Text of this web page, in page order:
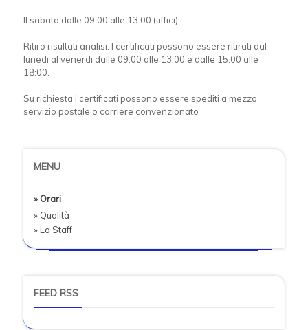
Il sabato dalle 09:00 alle 13:00 (uffici)
Ritiro risultati analisi: I certificati possono essere ritirati dal
lunedi al venerdi dalle 09:00 alle 13:00 e dalle 15:00 alle
18:00.
Su richiesta i certificati possono essere spediti a mezzo
servizio postale o corriere convenzionato
MENU
» Orari
» Qualità
» Lo Staff
FEED RSS